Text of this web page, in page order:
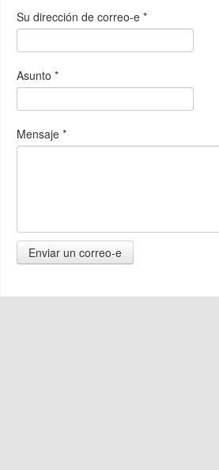
Su dirección de correo-e *
Asunto *
Mensaje *